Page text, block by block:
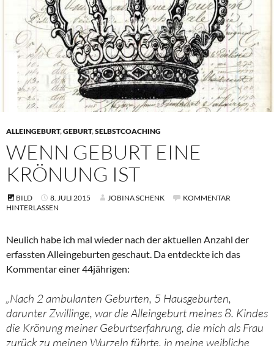
ALLEINGEBURT,GEBURT,SELBSTCOACHING
WENN GEBURT EINE
KRÖNUNG IST
BILD 8. JULI 2015 JOBINA SCHENK
KOMMENTAR
HINTERLASSEN
Neulich habe ich mal wieder nach der aktuellen Anzahl der
erfassten Alleingeburten geschaut. Da entdeckte ich das
Kommentar einer 44jährigen:
„Nach 2 ambulanten Geburten, 5 Hausgeburten,
darunter Zwillinge, war die Alleingeburt meines 8. Kindes
die Krönung meiner Geburtserfahrung, die mich als Frau
zurück zu meinen Wurzeln führte, in meine weibliche